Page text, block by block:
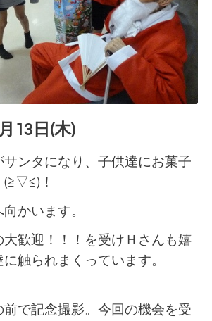
13日(木)
ンタになり、子供達にお菓子
(≧▽≦)！
かいます。
歓迎！！！を受けＨさんも嬉
触られまくっています。
で記念撮影。今回の機会を受